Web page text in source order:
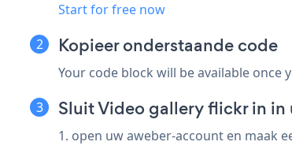
Start for free now
Kopieer onderstaande code
Your code block will be available once
Sluit Video gallery flickr in
1. open uw aweber-account en maak